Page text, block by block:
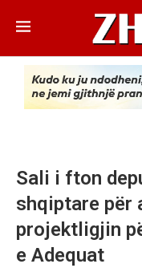
Sali i fton
shqiptare për
projektligjin
e Adequat